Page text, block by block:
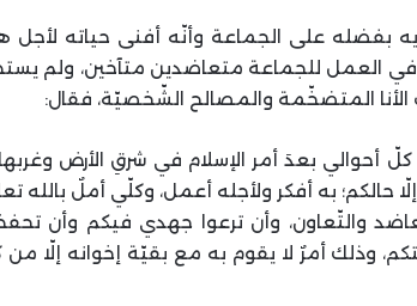
بفضله على الجماعة وأنّه أفنى حياته لأجل
العمل للجماعة متعاضدين متآخين، ولم
المتضخّمة والمصالح الشّخصيّة، فقال:
بعدَ أمر الإسلام في شرقِ الأرض وغربها
به أفكر ولأجله أعمل، وكلّي أملٌ بالله
والتّعاون، وأن ترعوا جهدي فيكم وأن
وذلك أمرٌ لا يقوم به مع بقيّة إخوانه إلّا من